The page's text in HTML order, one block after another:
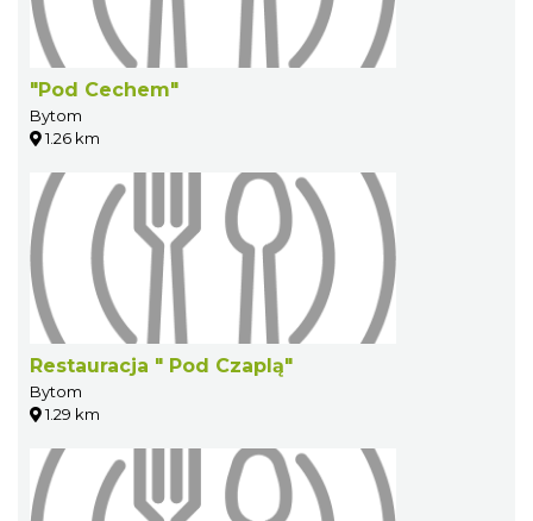
"Pod Cechem"
Bytom
1.26 km
Restauracja " Pod Czaplą"
Bytom
1.29 km